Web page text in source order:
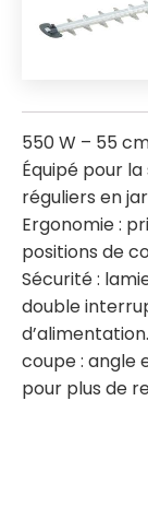
550 W – 55
Équipé pour
réguliers en
Ergonomie :
positions de
Sécurité :
double
coupe : angle
pour plus de